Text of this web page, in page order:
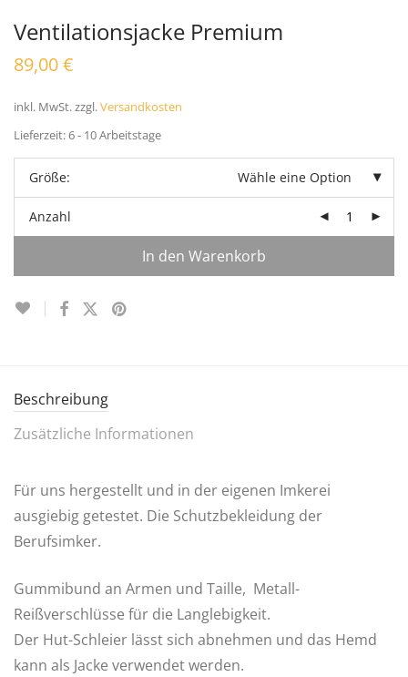
Ventilationsjacke Premium
89,00€
inkl. MwSt.zzgl.Versandkosten
Lieferzeit:6 - 10 Arbeitstage
Größe: Wähle eine Option
Anzahl
In den Warenkorb
Beschreibung
Zusätzliche Informationen
Für uns hergestellt und in der eigenen Imkerei
ausgiebig getestet. Die Schutzbekleidung der
Berufsimker.
Gummibund an Armen und Taille, Metall-
Reißverschlüsse für die Langlebigkeit.
Der Hut-Schleier lässt sich abnehmen und das Hemd
kann als Jacke verwendet werden.